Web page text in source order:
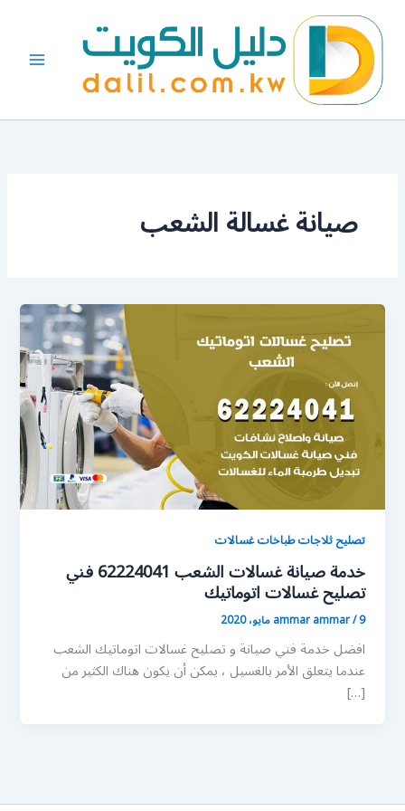
المحتوى
صيانة غسالة الشعب
تصليح ثلاجات طباخات غسالات
خدمة صيانة غسالات الشعب 62224041 فني
تصليح غسالات اتوماتيك
ammar ammar/9 مايو، 2020
افضل خدمة فني صيانة و تصليح غسالات اتوماتيك الشعب
عندما يتعلق الأمر بالغسيل ، يمكن أن يكون هناك الكثير من
[…]